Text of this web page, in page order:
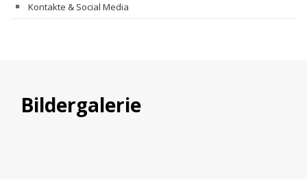
Kontakte & Social Media
Bildergalerie